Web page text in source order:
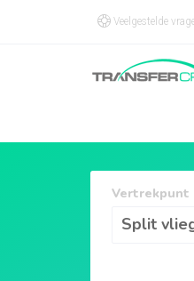
Veelgestelde
Vertrekpunt
Split
Vertrekpunt